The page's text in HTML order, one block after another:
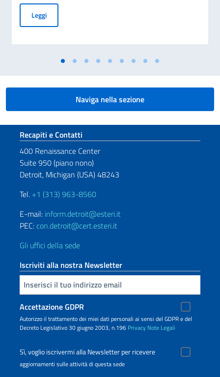
Leggi70° ANNIVERSARIO DELLA TRAGEDIA DI MARCINELLE E
Naviga nella sezione
Sezione footer
Recapiti e Contatti
400 Renaissance Center
Suite 950 (piano nono)
Detroit, Michigan (USA) 48243
Tel. +1 (313) 963-8560
E-mail: inform.detroit@esteri.it
PEC: con.detroit@cert.esteri.it
Gli uffici della sede
Iscriviti alla nostra Newsletter
Inserisci la tua email
Accettazione GDPR
Autorizzo il trattamento dei miei dati personali ai sensi del GDPR e del
Decreto Legislativo 30 giugno 2003, n.196 Privacy Note Legali
Sì, voglio iscrivermi alla Newsletter per ricevere
aggiornamenti sulle attività di questa sede